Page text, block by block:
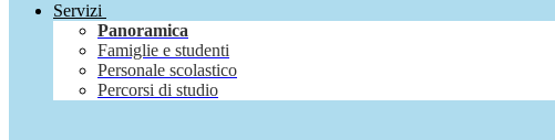
Servizi
Panoramica
Famiglie e studenti
Personale scolastico
Percorsi di studio